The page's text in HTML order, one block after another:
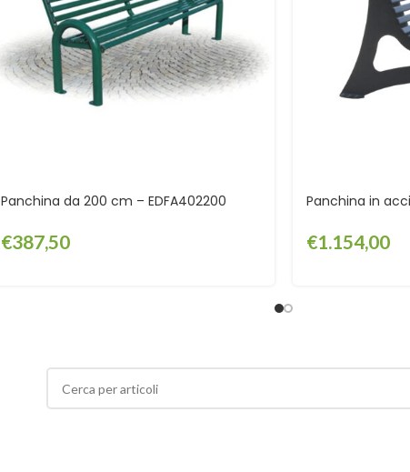
Panchina da 200 cm – EDFA402200
€387,50
Panchina in
€1.154,00